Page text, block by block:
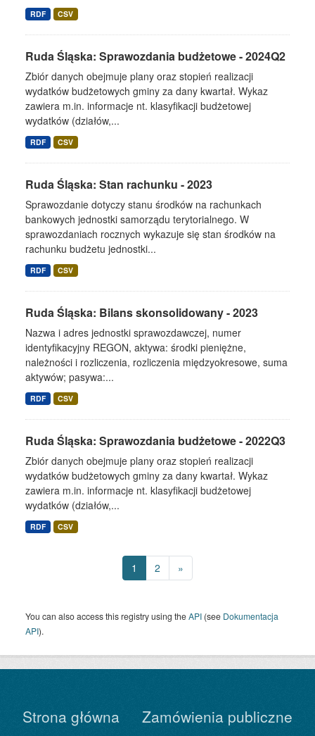
RDF CSV
Ruda Śląska: Sprawozdania budżetowe - 2024Q2
Zbiór danych obejmuje plany oraz stopień realizacji
wydatków budżetowych gminy za dany kwartał. Wykaz
zawiera m.in. informacje nt. klasyfikacji budżetowej
wydatków (działów,...
RDF CSV
Ruda Śląska: Stan rachunku - 2023
Sprawozdanie dotyczy stanu środków na rachunkach
bankowych jednostki samorządu terytorialnego. W
sprawozdaniach rocznych wykazuje się stan środków na
rachunku budżetu jednostki...
RDF CSV
Ruda Śląska: Bilans skonsolidowany - 2023
Nazwa i adres jednostki sprawozdawczej, numer
identyfikacyjny REGON, aktywa: środki pieniężne,
należności i rozliczenia, rozliczenia międzyokresowe, suma
aktywów; pasywa:...
RDF CSV
Ruda Śląska: Sprawozdania budżetowe - 2022Q3
Zbiór danych obejmuje plany oraz stopień realizacji
wydatków budżetowych gminy za dany kwartał. Wykaz
zawiera m.in. informacje nt. klasyfikacji budżetowej
wydatków (działów,...
RDF CSV
1 2 »
You can also access this registry using theAPI (see Dokumentacja
API).
Strona główna Zamówienia publiczne